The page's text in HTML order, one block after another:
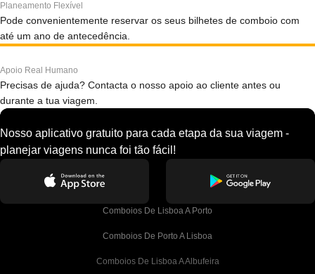
Planeamento Flexível
Pode convenientemente reservar os seus bilhetes de comboio com
até um ano de antecedência.
Apoio Real Humano
Precisas de ajuda? Contacta o nosso apoio ao cliente antes ou
durante a tua viagem.
Nosso aplicativo gratuito para cada etapa da sua viagem -
planejar viagens nunca foi tão fácil!
Comboios De Lisboa A Porto
Comboios De Porto A Lisboa
Comboios De Lisboa A Albufeira